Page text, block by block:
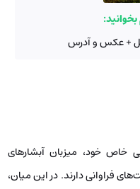
+ عکس و آدرس
خاص خود، میزبان آبشارهای
فراوانی دارند. در این میان،